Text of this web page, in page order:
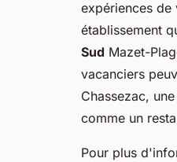
expériences
établissement
Sud Mazet-
vacanciers
Chassezac,
comme un
Pour plus